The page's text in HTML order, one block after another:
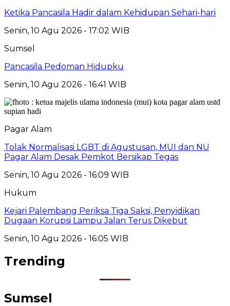
Ketika Pancasila Hadir dalam Kehidupan Sehari-hari
Senin, 10 Agu 2026 - 17:02 WIB
Sumsel
Pancasila Pedoman Hidupku
Senin, 10 Agu 2026 - 16:41 WIB
Pagar Alam
Tolak Normalisasi LGBT di Agustusan, MUI dan NU
Pagar Alam Desak Pemkot Bersikap Tegas
Senin, 10 Agu 2026 - 16:09 WIB
Hukum
Kejari Palembang Periksa Tiga Saksi, Penyidikan
Dugaan Korupsi Lampu Jalan Terus Dikebut
Senin, 10 Agu 2026 - 16:05 WIB
Trending
Sumsel